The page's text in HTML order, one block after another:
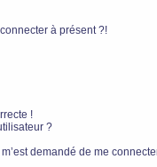
à présent ?!
!
?
demandé de me